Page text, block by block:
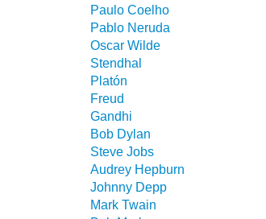
Paulo Coelho
Pablo Neruda
Oscar Wilde
Stendhal
Platón
Freud
Gandhi
Bob Dylan
Steve Jobs
Audrey Hepburn
Johnny Depp
Mark Twain